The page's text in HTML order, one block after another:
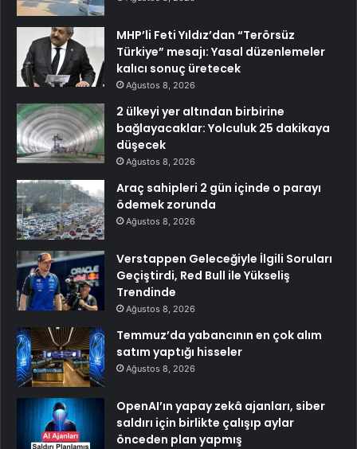
MHP’li Feti Yıldız’dan “Terörsüz
Türkiye” mesajı: Yasal düzenlemeler
kalıcı sonuç üretecek
Ağustos 8, 2026
2 ülkeyi yer altından birbirine
bağlayacaklar: Yolculuk 25 dakikaya
düşecek
Ağustos 8, 2026
Araç sahipleri 2 gün içinde o parayı
ödemek zorunda
Ağustos 8, 2026
Verstappen Geleceğiyle İlgili Soruları
Geçiştirdi, Red Bull ile Yükseliş
Trendinde
Ağustos 8, 2026
Temmuz’da yabancının en çok alım
satım yaptığı hisseler
Ağustos 8, 2026
OpenAI’ın yapay zekâ ajanları, siber
saldırı için birlikte çalışıp aylar
önceden plan yapmış